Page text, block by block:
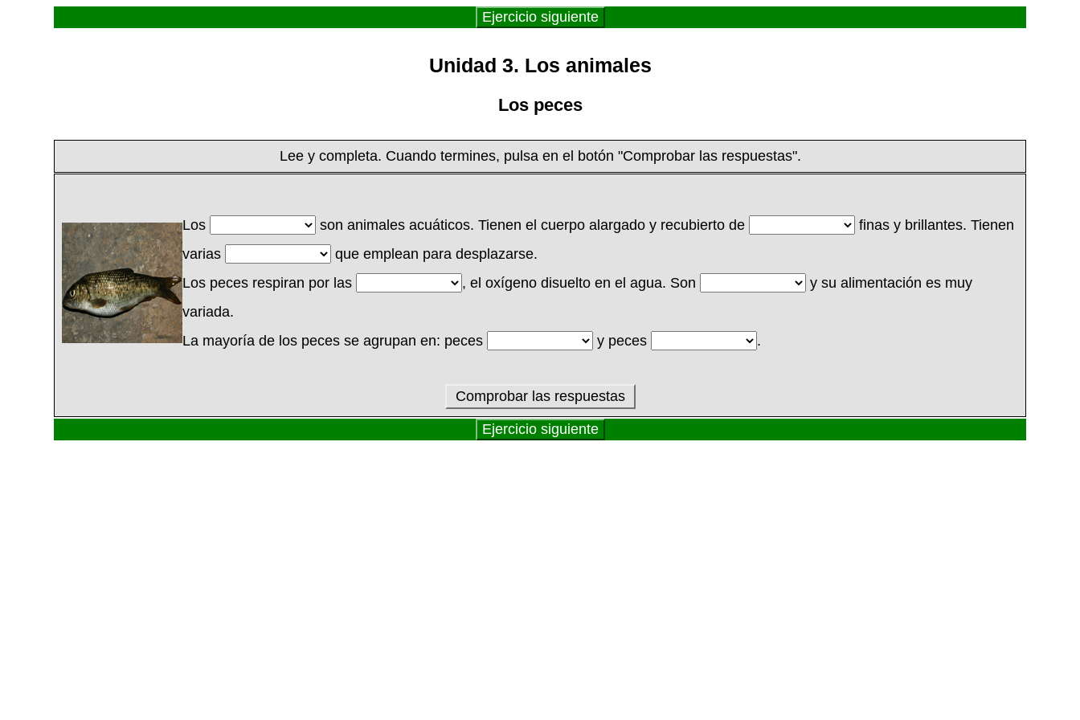
Ejercicio siguiente
Unidad 3. Los animales
Los peces
Lee y completa. Cuando termines, pulsa en el botón "Comprobar las respuestas".
Los son animales acuáticos. Tienen el cuerpo alargado y recubierto de
finas y brillantes. Tienen
varias
que emplean para desplazarse.
Los peces respiran por las
, el oxígeno disuelto en el agua. Son
y su alimentación es muy
variada.
La mayoría de los peces se agrupan en: peces
y peces .
Comprobar las respuestas
Ejercicio siguiente